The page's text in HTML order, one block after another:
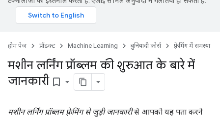
होम पेज प्रॉडक्ट Machine Learning बुनियादी कोर्स फ़्रेमिंग में समस्या
मशीन लर्निंग प्रॉब्लम की शुरुआत के बारे में
जानकारी bookmark_border
मशीन लर्निंग प्रॉब्लम फ़्रेमिंग से जुड़ी जानकारीसे आपको यह पता करने